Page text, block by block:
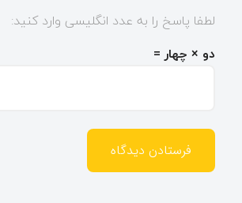
لطفا پاسخ را به عدد انگلیسی وارد کنید:
دو × چهار =